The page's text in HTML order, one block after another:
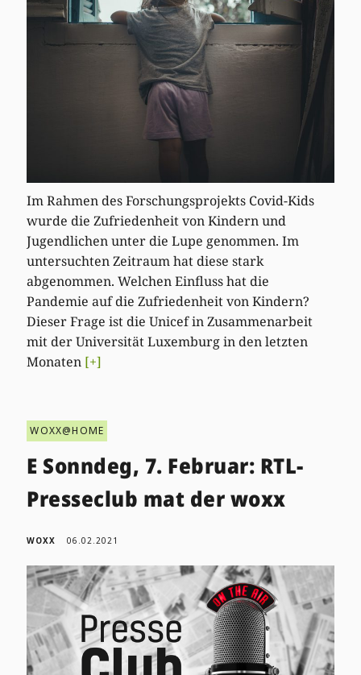
Im Rahmen des Forschungsprojekts Covid-Kids
wurde die Zufriedenheit von Kindern und
Jugendlichen unter die Lupe genommen. Im
untersuchten Zeitraum hat diese stark
abgenommen. Welchen Einfluss hat die
Pandemie auf die Zufriedenheit von Kindern?
Dieser Frage ist die Unicef in Zusammenarbeit
mit der Universität Luxemburg in den letzten
Monaten [+]
WOXX@HOME
E Sonndeg, 7. Februar: RTL-
Presseclub mat der woxx
WOXX 06.02.2021